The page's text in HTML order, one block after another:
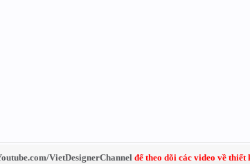
VietDesignerChannel để theo dõi các video về thiết